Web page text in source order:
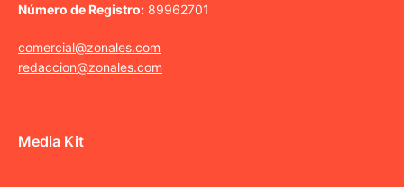
Número de Registro: 89962701
comercial@zonales.com
redaccion@zonales.com
Media Kit